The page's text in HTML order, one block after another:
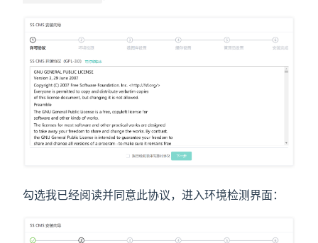
勾选我已经阅读并同意此协议，进入环境检测界面：